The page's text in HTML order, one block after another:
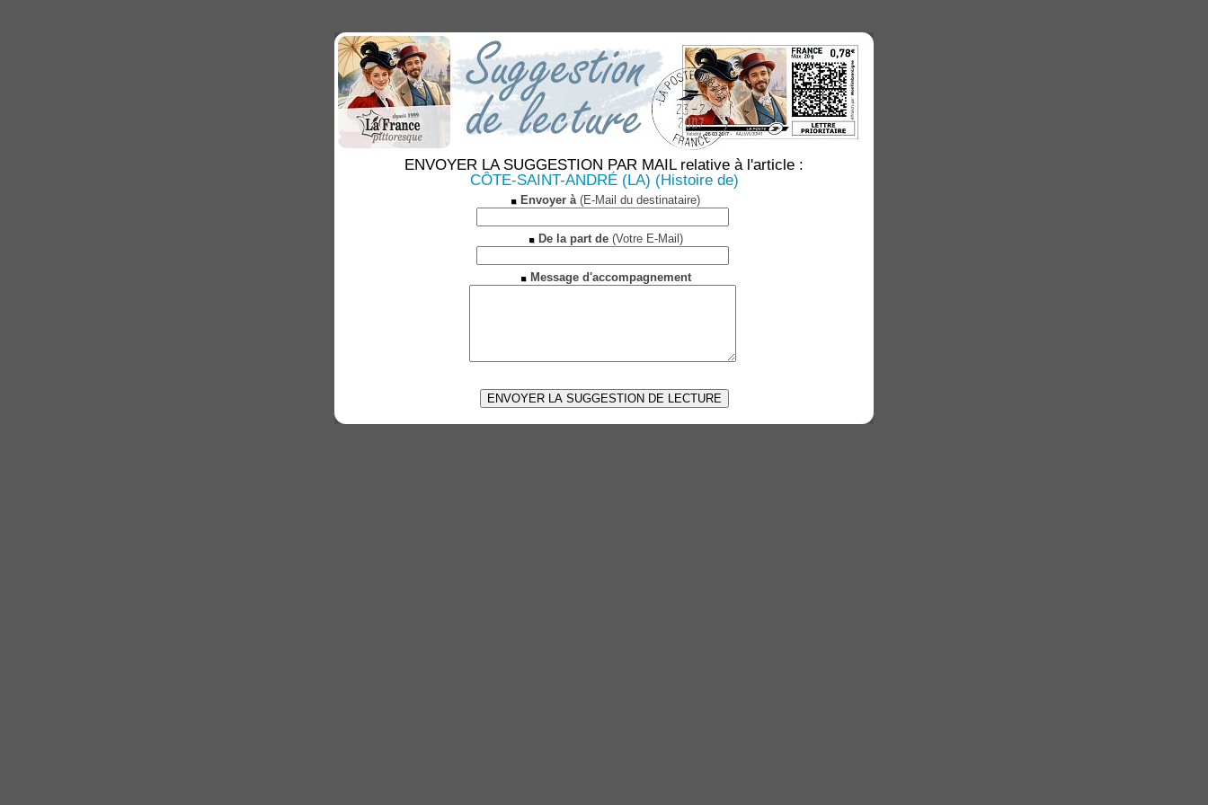
ENVOYER LA SUGGESTION PAR MAIL relative à l'article :
CÔTE-SAINT-ANDRÉ (LA) (Histoire de)
Envoyer à(E-Mail du destinataire)
De la part de(Votre E-Mail)
Message d'accompagnement